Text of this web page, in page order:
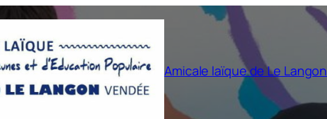
Amicale laïque de Le Langon